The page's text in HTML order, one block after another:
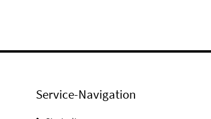
Service-Navigation